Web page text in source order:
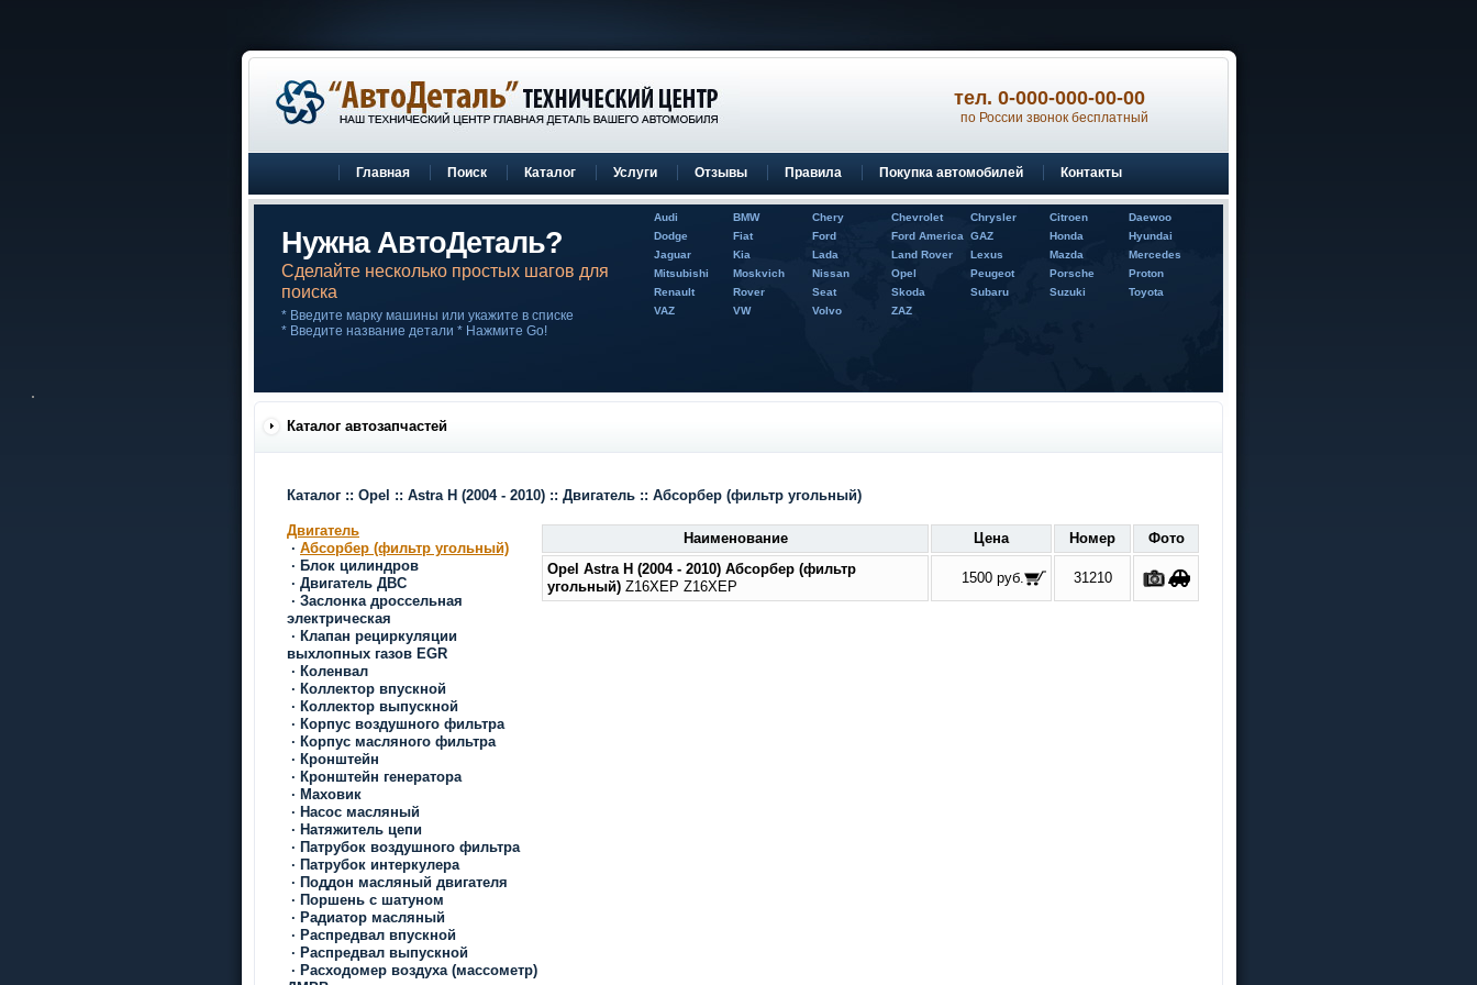
тел. 0-000-000-00-00
по России звонок бесплатный
Главная Поиск Каталог Услуги Отзывы Правила Покупка автомобилей Контакты
Нужна АвтоДеталь?
Сделайте несколько простых шагов для
поиска
* Введите марку машины или укажите в списке
* Введите название детали * Нажмите Go!
Audi BMW Chery Chevrolet Chrysler Citroen
Daewoo
Dodge
Fiat Ford Ford America GAZ Honda
Hyundai
Jaguar
Kia Lada Land Rover Lexus Mazda
Mercedes
Mitsubishi
Moskvich Nissan Opel Peugeot Porsche
Proton
Renault
Rover Seat Skoda Subaru Suzuki
Toyota
VAZ
VW Volvo ZAZ
Каталог автозапчастей
Каталог :: Opel :: Astra H (2004 - 2010) :: Двигатель :: Абсорбер (фильтр угольный)
Двигатель
· Абсорбер (фильтр угольный)
· Блок цилиндров
· Двигатель ДВС
· Заслонка дроссельная
электрическая
· Клапан рециркуляции
выхлопных газов EGR
· Коленвал
· Коллектор впускной
· Коллектор выпускной
· Корпус воздушного фильтра
· Корпус масляного фильтра
· Кронштейн
· Кронштейн генератора
· Маховик
· Насос масляный
· Натяжитель цепи
· Патрубок воздушного фильтра
· Патрубок интеркулера
· Поддон масляный двигателя
· Поршень с шатуном
· Радиатор масляный
· Распредвал впускной
· Распредвал выпускной
· Расходомер воздуха (массометр)
Наименование Цена Номер
Фото
Opel Astra H (2004 - 2010) Абсорбер (фильтр
угольный) Z16XEP Z16XEP
1500 руб. 31210